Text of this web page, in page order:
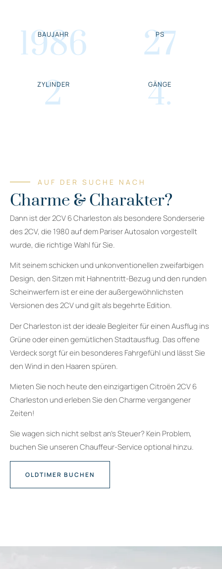
1986
BAUJAHR 27
PS
2
ZYLINDER 4.
GÄNGE
AUF DER SUCHE NACH
Charme & Charakter?
Dann ist der 2CV 6 Charleston als besondere Sonderserie
des 2CV, die 1980 auf dem Pariser Autosalon vorgestellt
wurde, die richtige Wahl für Sie.
Mit seinem schicken und unkonventionellen zweifarbigen
Design, den Sitzen mit Hahnentritt-Bezug und den runden
Scheinwerfern ist er eine der außergewöhnlichsten
Versionen des 2CV und gilt als begehrte Edition.
Der Charleston ist der ideale Begleiter für einen Ausflug ins
Grüne oder einen gemütlichen Stadtausflug. Das offene
Verdeck sorgt für ein besonderes Fahrgefühl und lässt Sie
den Wind in den Haaren spüren.
Mieten Sie noch heute den einzigartigen Citroën 2CV 6
Charleston und erleben Sie den Charme vergangener
Zeiten!
Sie wagen sich nicht selbst an’s Steuer? Kein Problem,
buchen Sie unseren Chauffeur-Service optional hinzu.
OLDTIMER BUCHEN